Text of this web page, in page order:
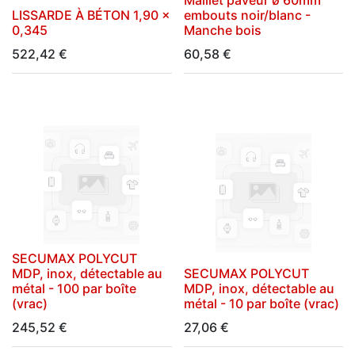
LISSARDE À BÉTON 1,90 x
0,345
522,42 €
embouts noir/blanc -
Manche bois
60,58 €
SECUMAX POLYCUT
MDP, inox, détectable au
métal - 100 par boîte
(vrac)
245,52 €
SECUMAX POLYCUT
MDP, inox, détectable au
métal - 10 par boîte (vrac)
27,06€